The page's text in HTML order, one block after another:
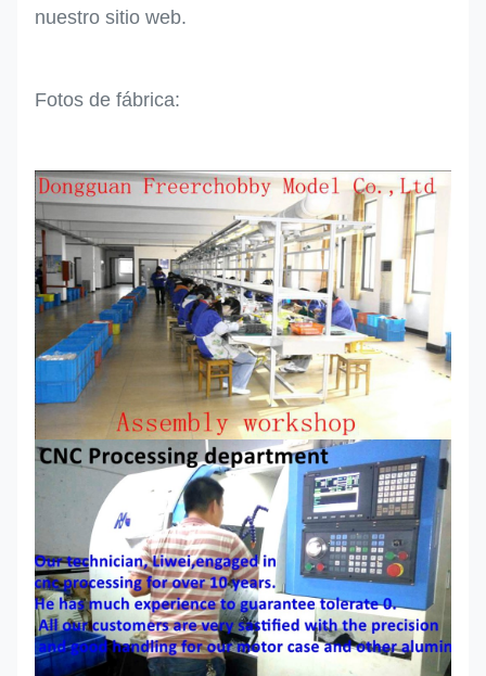
nuestro sitio web.
Fotos de fábrica: